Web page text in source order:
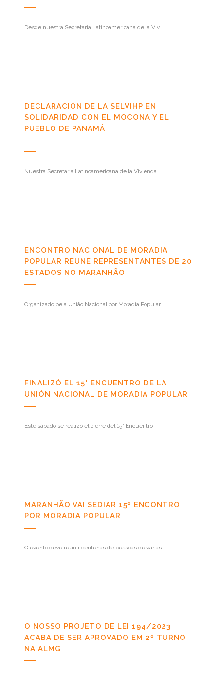
Desde nuestra Secretaria Latinoamericana de la Viv
DECLARACIÓN DE LA SELVIHP EN
SOLIDARIDAD CON EL MOCONA Y EL
PUEBLO DE PANAMÁ
Nuestra Secretaria Latinoamericana de la Vivienda
ENCONTRO NACIONAL DE MORADIA
POPULAR REUNE REPRESENTANTES DE 20
ESTADOS NO MARANHÃO
Organizado pela União Nacional por Moradia Popular
FINALIZÓ EL 15° ENCUENTRO DE LA
UNIÓN NACIONAL DE MORADIA POPULAR
Este sábado se realizó el cierre del 15° Encuentro
MARANHÃO VAI SEDIAR 15º ENCONTRO
POR MORADIA POPULAR
O evento deve reunir centenas de pessoas de varias
O NOSSO PROJETO DE LEI 194/2023
ACABA DE SER APROVADO EM 2º TURNO
NA ALMG